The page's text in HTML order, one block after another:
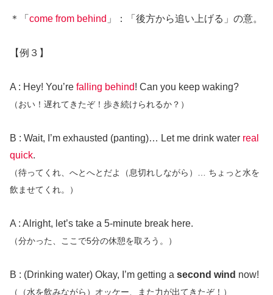
＊「 come from behind 」：「後方から追い上げる」の意。
【例３】
A : Hey! You’re falling behind! Can you keep waking?
（おい！遅れてきたぞ！歩き続けられるか？）
B : Wait, I’m exhausted (panting)… Let me drink water real
quick.
（待ってくれ、へとへとだよ（息切れしながら）… ちょっと水を
飲ませてくれ。）
A : Alright, let’s take a 5-minute break here.
（分かった、ここで5分の休憩を取ろう。）
B : (Drinking water) Okay, I’m getting a second wind now!
（（水を飲みながら）オッケー、また力が出てきたぞ！）